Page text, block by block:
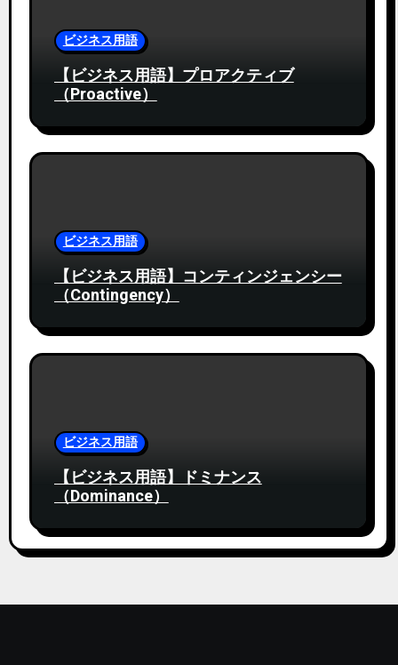
ビジネス用語
【ビジネス用語】プロアクティブ
（Proactive）
ビジネス用語
【ビジネス用語】コンティンジェンシー
（Contingency）
ビジネス用語
【ビジネス用語】ドミナンス
（Dominance）